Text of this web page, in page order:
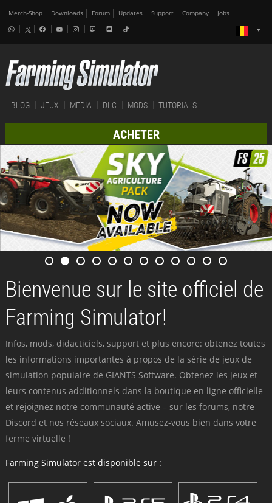
Merch-Shop Downloads Forum Updates Support Company Jobs
BLOG JEUX MEDIA DLC MODS TUTORIALS
ACHETER
Bienvenue sur le site officiel de
Farming Simulator!
Infos, mods, didacticiels, support et plus encore: obtenez toutes
les informations importantes à propos de la série de jeux de
simulation populaire de GIANTS Software. Obtenez les jeux et
leurs contenus additionnels dans la boutique en ligne officielle
et rejoignez notre communauté active – sur les forums, notre
Discord et nos réseaux sociaux. Amusez-vous bien dans votre
ferme virtuelle !
Farming Simulator est disponible sur :